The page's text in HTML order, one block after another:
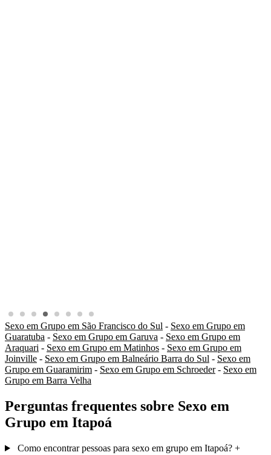
Sexo em Grupo em São Francisco do Sul - Sexo em Grupo em
Guaratuba - Sexo em Grupo em Garuva - Sexo em Grupo em
Araquari - Sexo em Grupo em Matinhos - Sexo em Grupo em
Joinville - Sexo em Grupo em Balneário Barra do Sul - Sexo em
Grupo em Guaramirim - Sexo em Grupo em Schroeder- Sexo em
Grupo em Barra Velha
Perguntas frequentes sobre Sexo em
Grupo em Itapoá
Como encontrar pessoas para sexo em grupo em Itapoá? +